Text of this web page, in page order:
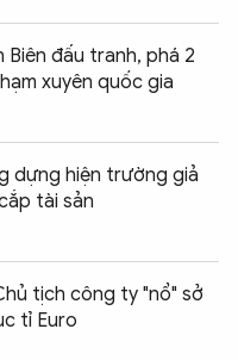
Biên đấu tranh, phá 2
xuyên quốc gia
dựng hiện trường giả
tài sản
tịch công ty "nổ" sở
tỉ Euro